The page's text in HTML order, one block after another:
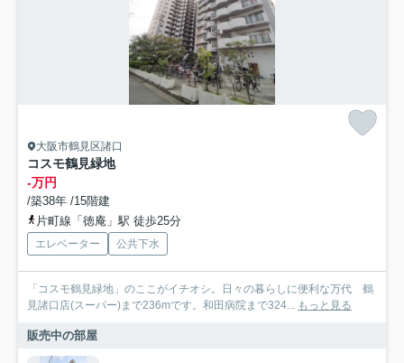
大阪市鶴見区諸口
コスモ鶴見緑地
-万円
/築38年 /15階建
片町線「徳庵」駅 徒歩25分
エレベーター 公共下水
「コスモ鶴見緑地」のここがイチオシ。日々の暮らしに便利な万代 鶴
見諸口店(スーパー)まで236mです。和田病院まで324... もっと見る
販売中の部屋